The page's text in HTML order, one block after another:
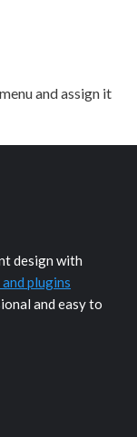
and assign it
design with
plugins
and easy to